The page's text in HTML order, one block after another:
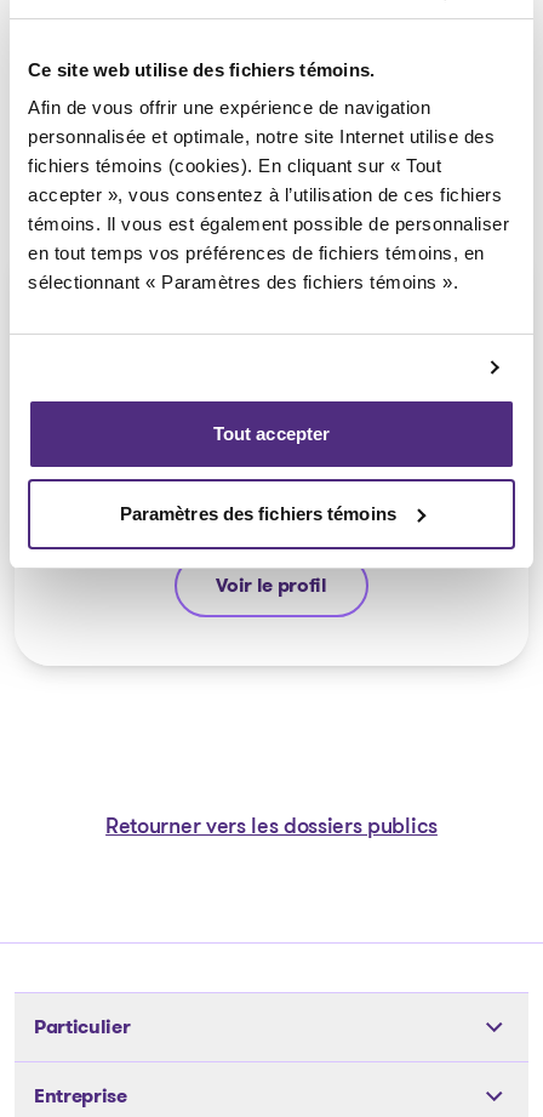
Ce site web utilise des fichiers témoins.
Afin de vous offrir une expérience de navigation
personnalisée et optimale, notre site Internet utilise des
fichiers témoins (cookies). En cliquant sur « Tout
accepter », vous consentez à l’utilisation de ces fichiers
témoins. Il vous est également possible de personnaliser
en tout temps vos préférences de fichiers témoins, en
sélectionnant « Paramètres des fichiers témoins ».
Tout accepter
Paramètres des fichiers témoins
Syndic responsable du dossier
Anthony De Carolis
CPA, PAIR, SAI
Voir le profil
Anthony De Carolis
Retourner vers les dossiers publics
Particulier
Outils
Entreprise